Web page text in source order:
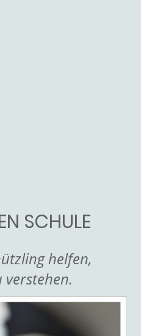
SCHULE
helfen,
verstehen.